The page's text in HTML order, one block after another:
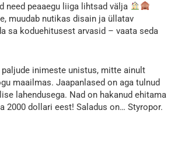
need peaaegu liiga lihtsad välja
muudab nutikas disain ja üllatav
sa koduehitusest arvasid – vaata seda
inimeste unistus, mitte ainult
maailmas. Jaapanlased on aga tulnud
lahendusega. Nad on hakanud ehitama
2000 dollari eest! Saladus on… Styropor.